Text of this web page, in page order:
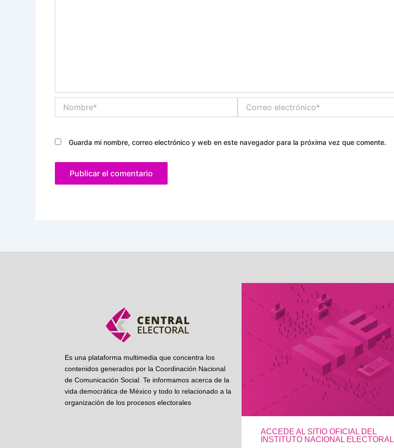
electrónico*
Guarda mi nombre, correo electrónico y web en este navegador para la próxima vez que comente.
Es una plataforma multimedia que concentra los
contenidos generados por la Coordinación Nacional
de Comunicación Social. Te informamos acerca de la
vida democrática de México y todo lo relacionado a la
organización de los procesos electorales
ACCEDE AL SITIO OFICIAL DEL
INSTITUTO NACIONAL ELECTORAL